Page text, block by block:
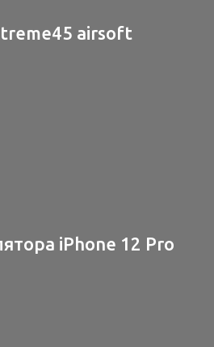
airsoft
iPhone 12 Pro